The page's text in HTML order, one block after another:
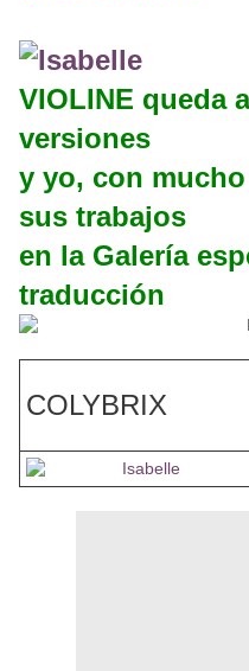
VIOLINE queda
versiones
y yo, con
sus trabajos
en la Galería
traducción
COLYBRIX